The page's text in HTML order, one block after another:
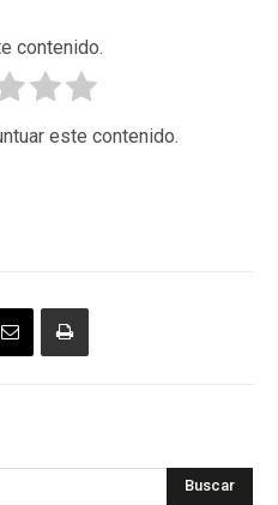
contenido.
este contenido.
Buscar